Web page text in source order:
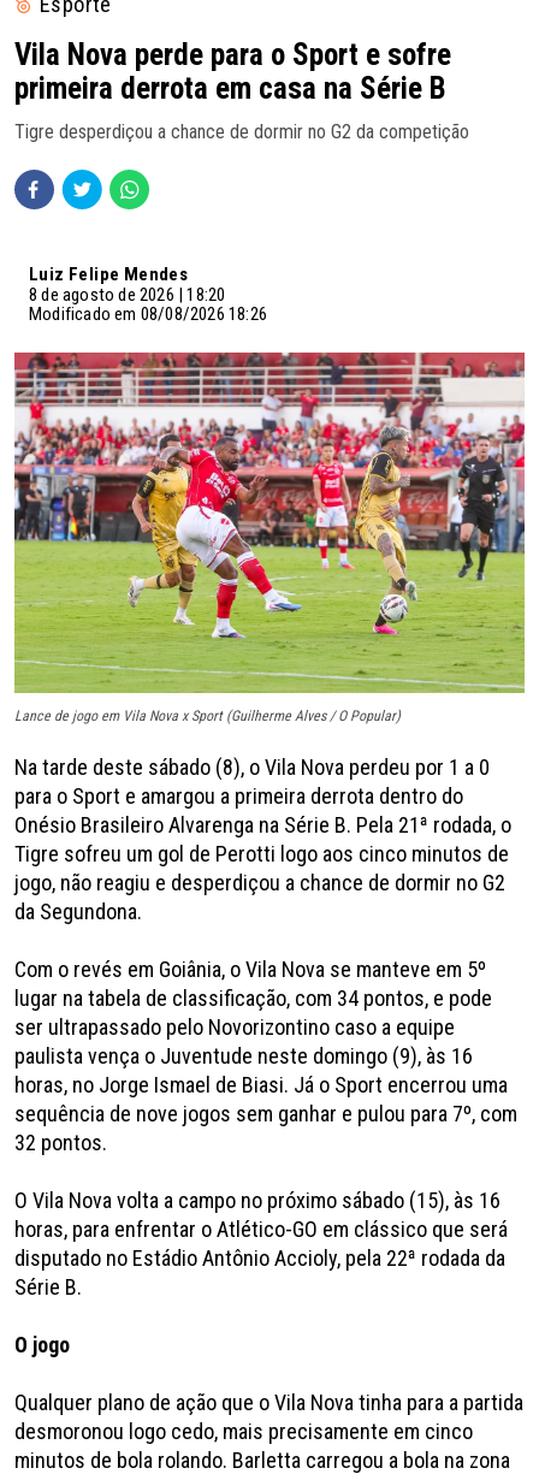
Vila Nova perde para o Sport e sofre
primeira derrota em casa na Série B
Tigre desperdiçou a chance de dormir no G2 da competição
Luiz Felipe Mendes
8 de agosto de 2026 | 18:20
Modificado em 08/08/2026 18:26
Lance de jogo em Vila Nova x Sport (Guilherme Alves / O Popular)
Na tarde deste sábado (8), o Vila Nova perdeu por 1 a 0
para o Sport e amargou a primeira derrota dentro do
Onésio Brasileiro Alvarenga na Série B. Pela 21ª rodada, o
Tigre sofreu um gol de Perotti logo aos cinco minutos de
jogo, não reagiu e desperdiçou a chance de dormir no G2
da Segundona.
Com o revés em Goiânia, o Vila Nova se manteve em 5º
lugar na tabela de classificação, com 34 pontos, e pode
ser ultrapassado pelo Novorizontino caso a equipe
paulista vença o Juventude neste domingo (9), às 16
horas, no Jorge Ismael de Biasi. Já o Sport encerrou uma
sequência de nove jogos sem ganhar e pulou para 7º, com
32 pontos.
O Vila Nova volta a campo no próximo sábado (15), às 16
horas, para enfrentar o Atlético-GO em clássico que será
disputado no Estádio Antônio Accioly, pela 22ª rodada da
Série B.
O jogo
Qualquer plano de ação que o Vila Nova tinha para a partida
desmoronou logo cedo, mais precisamente em cinco
minutos de bola rolando. Barletta carregou a bola na zona